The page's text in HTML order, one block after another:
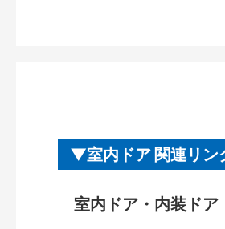
室内ドア 関連リン
室内ドア・内装ド